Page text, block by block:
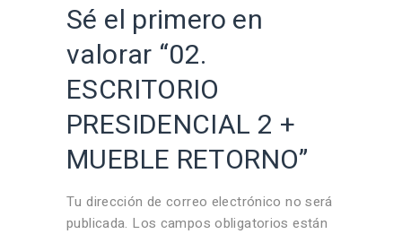
Sé el primero en
valorar “02.
ESCRITORIO
PRESIDENCIAL 2 +
MUEBLE RETORNO”
Tu dirección de correo electrónico no será
publicada. Los campos obligatorios están